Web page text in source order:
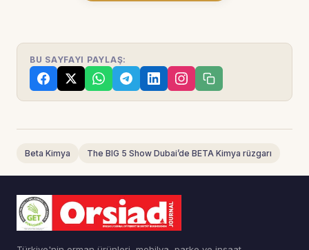
BU SAYFAYI PAYLAŞ:
Beta Kimya The BIG 5 Show Dubai’de BETA Kimya rüzgarı